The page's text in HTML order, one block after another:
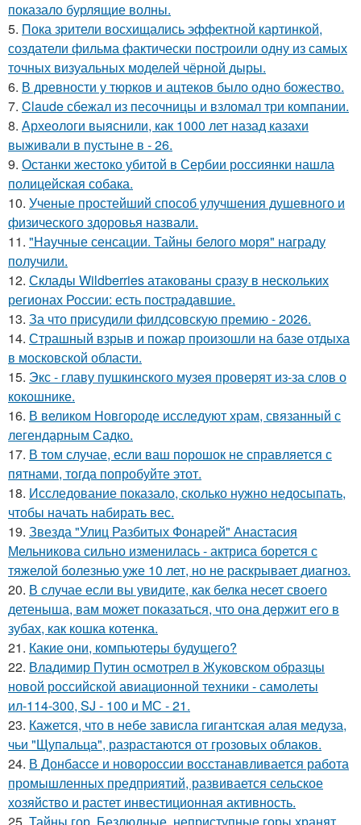
показало бурлящие волны.
5. Пока зрители восхищались эффектной картинкой,
создатели фильма фактически построили одну из самых
точных визуальных моделей чёрной дыры.
6. В древности у тюрков и ацтеков было одно божество.
7. Claude сбежал из песочницы и взломал три компании.
8. Археологи выяснили, как 1000 лет назад казахи
выживали в пустыне в - 26.
9. Останки жестоко убитой в Сербии россиянки нашла
полицейская собака.
10. Ученые простейший способ улучшения душевного и
физического здоровья назвали.
11. "Научные сенсации. Тайны белого моря" награду
получили.
12. Склады Wildberries атакованы сразу в нескольких
регионах России: есть пострадавшие.
13. За что присудили филдсовскую премию - 2026.
14. Страшный взрыв и пожар произошли на базе отдыха
в московской области.
15. Экс - главу пушкинского музея проверят из-за слов о
кокошнике.
16. В великом Новгороде исследуют храм, связанный с
легендарным Садко.
17. В том случае, если ваш порошок не справляется с
пятнами, тогда попробуйте этот.
18. Исследование показало, сколько нужно недосыпать,
чтобы начать набирать вес.
19. Звезда "Улиц Разбитых Фонарей" Анастасия
Мельникова сильно изменилась - актриса борется с
тяжелой болезнью уже 10 лет, но не раскрывает диагноз.
20. В случае если вы увидите, как белка несет своего
детеныша, вам может показаться, что она держит его в
зубах, как кошка котенка.
21. Какие они, компьютеры будущего?
22. Владимир Путин осмотрел в Жуковском образцы
новой российской авиационной техники - самолеты
ил-114-300, SJ - 100 и МС - 21.
23. Кажется, что в небе зависла гигантская алая медуза,
чьи "Щупальца", разрастаются от грозовых облаков.
24. В Донбассе и новороссии восстанавливается работа
промышленных предприятий, развивается сельское
хозяйство и растет инвестиционная активность.